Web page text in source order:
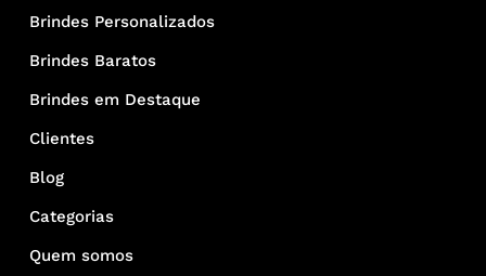
Brindes Personalizados
Brindes Baratos
Brindes em Destaque
Clientes
Blog
Categorias
Quem somos